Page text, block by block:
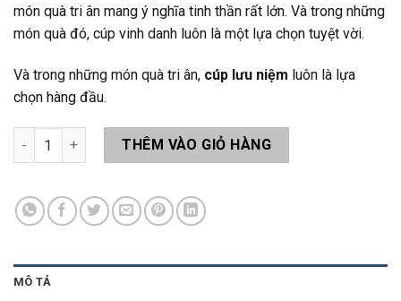
món quà tri ân mang ý nghĩa tinh thần rất lớn. Và trong những
món quà đó, cúp vinh danh luôn là một lựa chọn tuyệt vời.
Và trong những món quà tri ân, cúp lưu niệm luôn là lựa
chọn hàng đầu.
Quà Tặng Tri Ân QT002 số lượng
THÊM VÀO GIỎ HÀNG
MÔ TẢ